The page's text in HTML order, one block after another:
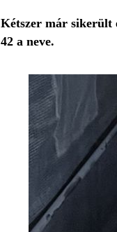
Kétszer már sikerült
42 a neve.